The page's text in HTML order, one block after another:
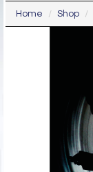
Home Shop